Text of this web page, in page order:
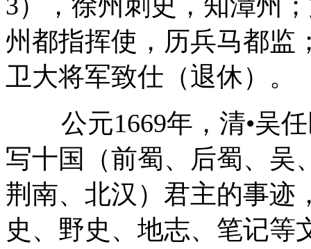
州都指挥使，历兵马都监
卫大将军致仕（退休）。
公元1669年，清•吴
写十国（前蜀、后蜀、吴
荆南、北汉）君主的事迹
史、野史、地志、笔记等